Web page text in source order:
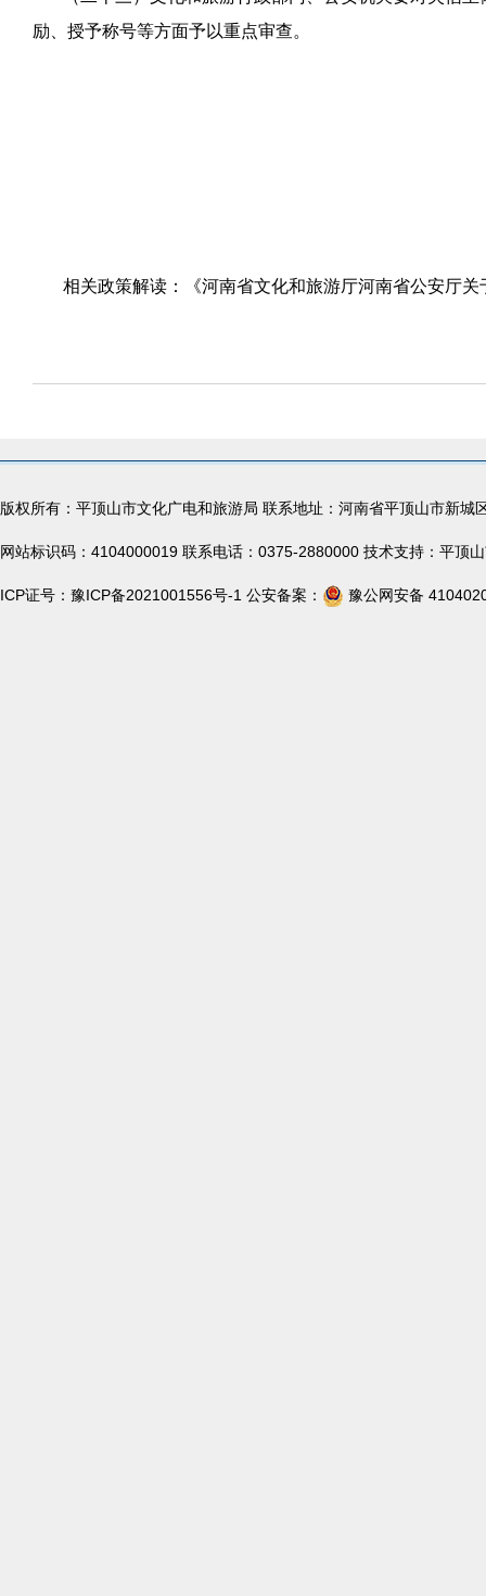
励、授予称号等方面予以重点审查。
相关政策解读： 《河南省文化和旅游厅河南省公安厅
版权所有：平顶山市文化广电和旅游局 联系地址：河南省平顶山市新城
网站标识码：4104000019 联系电话：0375-2880000 技术支持：平顶
ICP证号： 豫ICP备2021001556号-1 公安备案： 豫公网安备